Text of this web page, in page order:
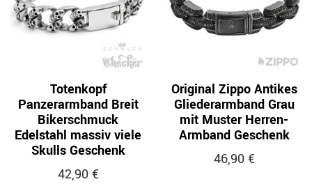
Totenkopf
Panzerarmband Breit
Bikerschmuck
Edelstahl massiv viele
Skulls Geschenk
42,90 €
Original Zippo Antikes
Gliederarmband Grau
mit Muster Herren-
Armband Geschenk
46,90 €